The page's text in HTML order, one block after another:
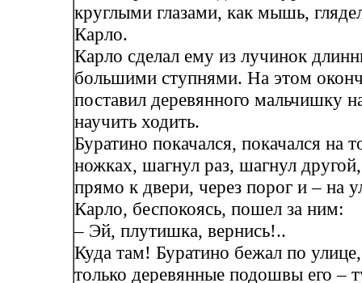
круглыми глазами, как мышь,
Карло.
Карло сделал ему из лучинок
большими ступнями. На этом
поставил деревянного мальчишку
научить ходить.
Буратино покачался, покачался на
ножках, шагнул раз, шагнул
прямо к двери, через порог и – на
Карло, беспокоясь, пошел за ним:
– Эй, плутишка, вернись!..
Куда там! Буратино бежал по улице,
только деревянные подошвы его –